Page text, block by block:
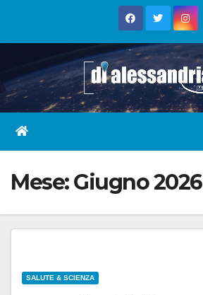
Mese:Giugno 2026
SALUTE & SCIENZA